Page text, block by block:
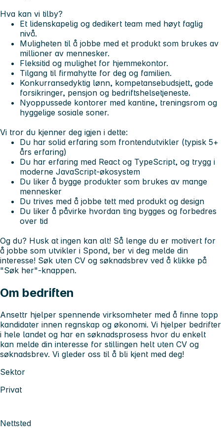
Hva kan vi tilby?
Et lidenskapelig og dedikert team med høyt faglig
nivå.
Muligheten til å jobbe med et produkt som brukes av
millioner av mennesker.
Fleksitid og mulighet for hjemmekontor.
Tilgang til firmahytte for deg og familien.
Konkurransedyktig lønn, kompetansebudsjett, gode
forsikringer, pensjon og bedriftshelsetjeneste.
Nyoppussede kontorer med kantine, treningsrom og
hyggelige sosiale soner.
Vi tror du kjenner deg igjen i dette:
Du har solid erfaring som frontendutvikler (typisk 5+
års erfaring)
Du har erfaring med React og TypeScript, og trygg i
moderne JavaScript-økosystem
Du liker å bygge produkter som brukes av mange
mennesker
Du trives med å jobbe tett med produkt og design
Du liker å påvirke hvordan ting bygges og forbedres
over tid
Og du? Husk at ingen kan alt! Så lenge du er motivert for
å jobbe som utvikler i Spond, ber vi deg melde din
interesse! Søk uten CV og søknadsbrev ved å klikke på
"Søk her"-knappen.
Om bedriften
Ansettr hjelper spennende virksomheter med å finne topp
kandidater innen regnskap og økonomi. Vi hjelper bedrifter
i hele landet og har en søknadsprosess hvor du enkelt
kan melde din interesse for stillingen helt uten CV og
søknadsbrev. Vi gleder oss til å bli kjent med deg!
Sektor
Privat
Nettsted